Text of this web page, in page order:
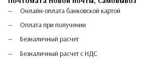
Онлайн-оплата банковской картой
Оплата при получении
Безналичный расчет
Безналичный расчет с НДС